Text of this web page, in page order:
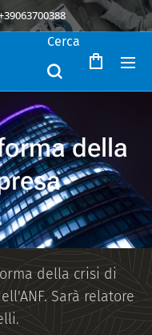
Cerca
della
della crisi di
Sarà relatore